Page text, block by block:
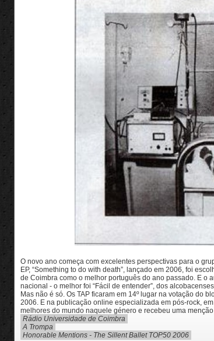
O novo ano começa com excelentes perspectivas para o
EP, “Something to do with death”, lançado em 2006, foi
de Coimbra como o melhor português do ano passado. E o
nacional - o melhor foi “Fácil de entender”, dos
Mas não é só. Os TAP ficaram em 14º lugar na votação do
2006. E na publicação online especializada em pós-rock,
melhores do mundo naquele género e recebeu uma
Rádio Universidade de Coimbra
A Trompa
Honorable Mentions - The Sillent Ballet TOP50 2006